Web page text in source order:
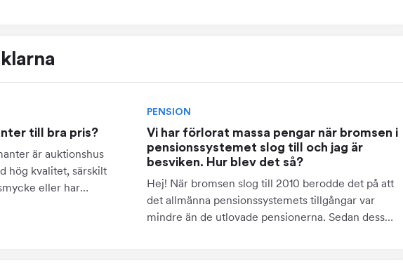
till bra pris?
är auktionshus
hög kvalitet, särskilt
eller har
PENSION
Vi har förlorat massa pengar när bromsen i
pensionssystemet slog till och jag är
besviken. Hur blev det så?
Hej! När bromsen slog till 2010 berodde det på att
det allmänna pensionssystemets tillgångar var
mindre än de utlovade pensionerna. Sedan dess